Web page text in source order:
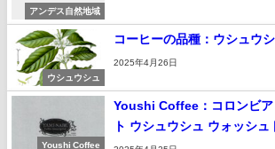
アンデス自然地域
ウシュウシュ
コーヒーの品種：ウシュウシ
2025年4月26日
Youshi Coffee
Youshi Coffee：コロンビア
ト ウシュウシュ ウォッシュ